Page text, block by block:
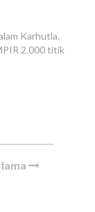
Karhutla.
2.000 titik